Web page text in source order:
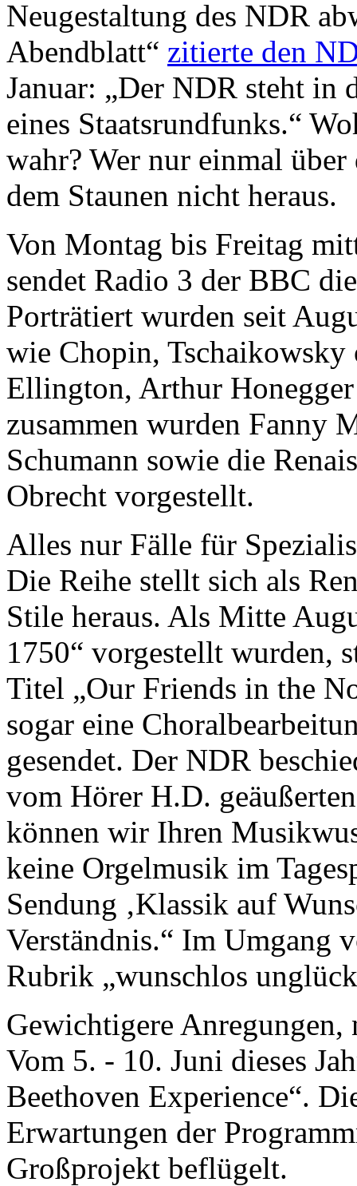
Neugestaltung des NDR
Abendblatt“ zitierte den
Januar: „Der NDR steht
eines Staatsrundfunks.“
wahr? Wer nur einmal
dem Staunen nicht heraus.
Von Montag bis Freitag
sendet Radio 3 der BBC
Porträtiert wurden seit
wie Chopin,
Ellington, Arthur
zusammen wurden Fanny
Schumann sowie die
Obrecht vorgestellt.
Alles nur Fälle für
Die Reihe stellt sich als
Stile heraus. Als Mitte
1750“ vorgestellt wurden,
Titel „Our Friends in the
sogar eine
gesendet. Der NDR
vom Hörer H.D.
können wir Ihren
keine Orgelmusik im
Sendung ‚Klassik auf
Verständnis.“ Im Umgang
Rubrik „wunschlos
Gewichtigere Anregungen,
Vom 5. - 10. Juni dieses
Beethoven Experience“.
Erwartungen der
Großprojekt beflügelt.